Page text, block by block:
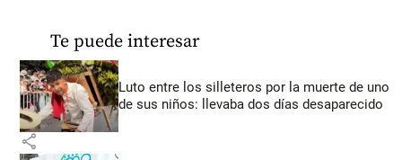
Te puede interesar
Luto entre los silleteros por la muerte de uno
de sus niños: llevaba dos días desaparecido
share